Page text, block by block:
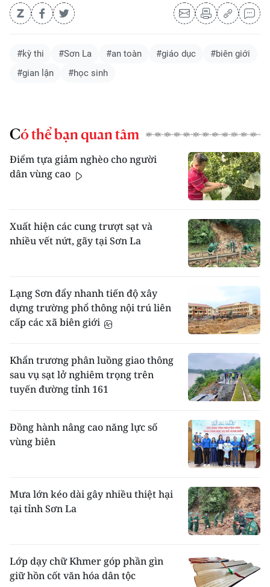
#kỳ thi #Sơn La #an toàn #giáo dục
#biên giới
#gian lận
#học sinh
Có thể bạn quan tâm
Điểm tựa giảm nghèo cho người
dân vùng cao
Xuất hiện các cung trượt sạt và
nhiều vết nứt, gãy tại Sơn La
Lạng Sơn đẩy nhanh tiến độ xây
dựng trường phổ thông nội trú liên
cấp các xã biên giới
Khẩn trương phân luồng giao thông
sau vụ sạt lở nghiêm trọng trên
tuyến đường tỉnh 161
Đồng hành nâng cao năng lực số
vùng biên
Mưa lớn kéo dài gây nhiều thiệt hại
tại tỉnh Sơn La
Lớp dạy chữ Khmer góp phần gìn
giữ hồn cốt văn hóa dân tộc